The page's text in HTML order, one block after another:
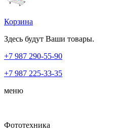
Корзина
Здесь будут Ваши товары.
+7 987 290-55-90
+7 987 225-33-35
меню
Фототехника